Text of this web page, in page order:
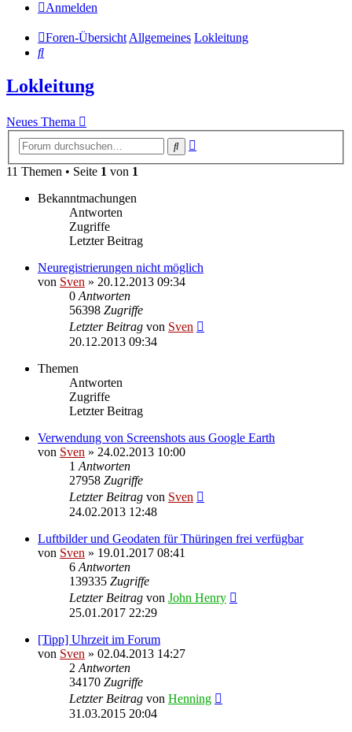
Anmelden
Foren-ÜbersichtAllgemeines Lokleitung
Suche
Lokleitung
Neues Thema
Suche
11 Themen • Seite 1 von 1
Bekanntmachungen
Antworten
Zugriffe
Letzter Beitrag
Neuregistrierungen nicht möglich
von Sven » 20.12.2013 09:34
0 Antworten
56398 Zugriffe
Letzter Beitrag von Sven
20.12.2013 09:34
Themen
Antworten
Zugriffe
Letzter Beitrag
Verwendung von Screenshots aus Google Earth
von Sven » 24.02.2013 10:00
1 Antworten
27958 Zugriffe
Letzter Beitrag von Sven
24.02.2013 12:48
Luftbilder und Geodaten für Thüringen frei verfügbar
von Sven » 19.01.2017 08:41
6 Antworten
139335 Zugriffe
Letzter Beitrag von John Henry
25.01.2017 22:29
[Tipp] Uhrzeit im Forum
von Sven » 02.04.2013 14:27
2 Antworten
34170 Zugriffe
Letzter Beitrag von Henning
31.03.2015 20:04